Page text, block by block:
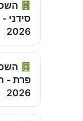
סידני
2026
פרת -
2026